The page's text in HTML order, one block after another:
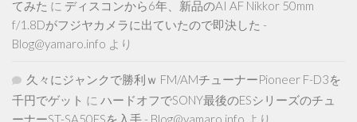
てみた に ディスコンから6年、新品のAI AF Nikkor 50mm
f/1.8Dがフジヤカメラに出ていたので即決した -
Blog@yamaro.info より
久々にジャンクで勝利ｗ FM/AMチューナーPioneer F-D3を
千円でゲット に ハードオフでSONY最後のESシリーズのチュ
ーナーST-SA50ESを入手 - Blog@yamaro.info より